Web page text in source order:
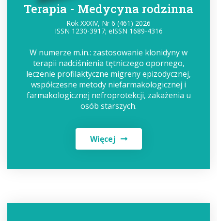
Terapia - Medycyna rodzinna
Rok XXXIV, Nr 6 (461) 2026
ISSN 1230-3917; eISSN 1689-4316
W numerze m.in.: zastosowanie klonidyny w
terapii nadciśnienia tętniczego opornego,
leczenie profilaktyczne migreny epizodycznej,
współczesne metody niefarmakologicznej i
farmakologicznej nefroprotekcji, zakażenia u
osób starszych.
Więcej